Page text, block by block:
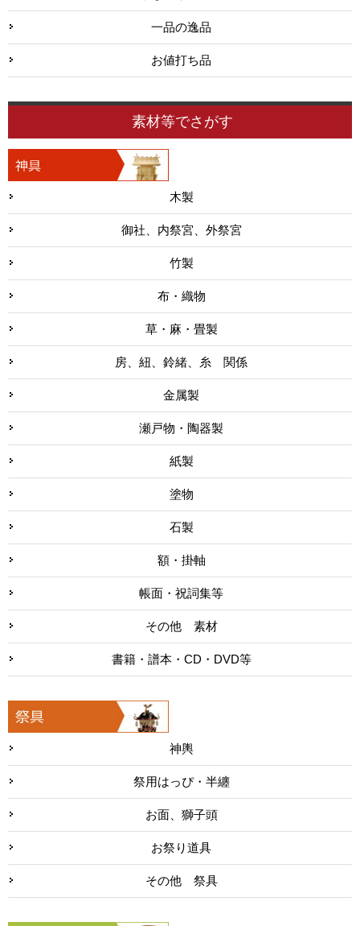
一品の逸品
お値打ち品
素材等でさがす
木製
御社、内祭宮、外祭宮
竹製
布・織物
草・麻・畳製
房、紐、鈴緒、糸 関係
金属製
瀬戸物・陶器製
紙製
塗物
石製
額・掛軸
帳面・祝詞集等
その他 素材
書籍・譜本・CD・DVD等
神輿
祭用はっぴ・半纏
お面、獅子頭
お祭り道具
その他 祭具